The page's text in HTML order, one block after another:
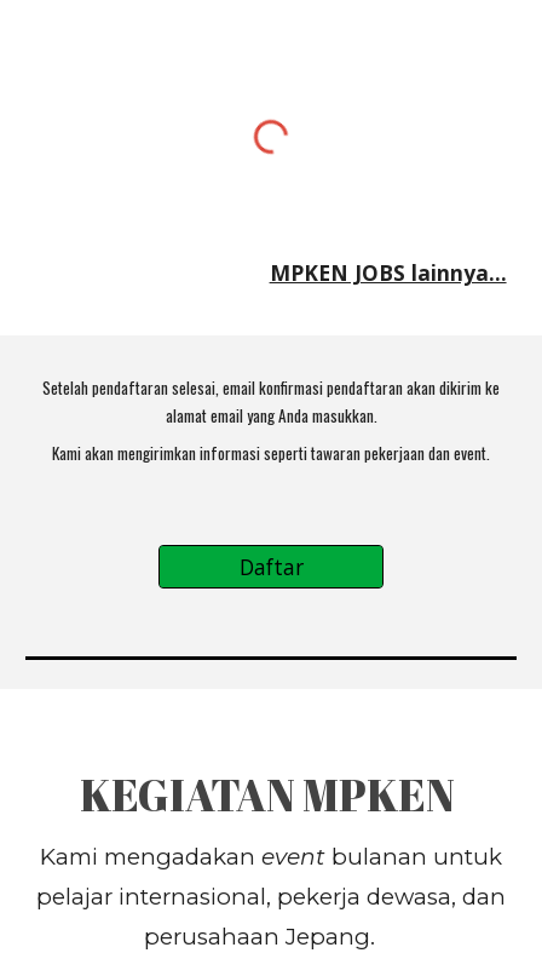
MPKEN JOBS lainnya…
Setelah pendaftaran selesai, email konfirmasi pendaftaran akan dikirim ke
alamat email yang Anda masukkan.
Kami akan mengirimkan informasi seperti tawaran pekerjaan danevent.
Daftar
KEGIATANMPKEN
Kami mengadakan event bulanan untuk
pelajar internasional, pekerja dewasa, dan
perusahaan Jepang.